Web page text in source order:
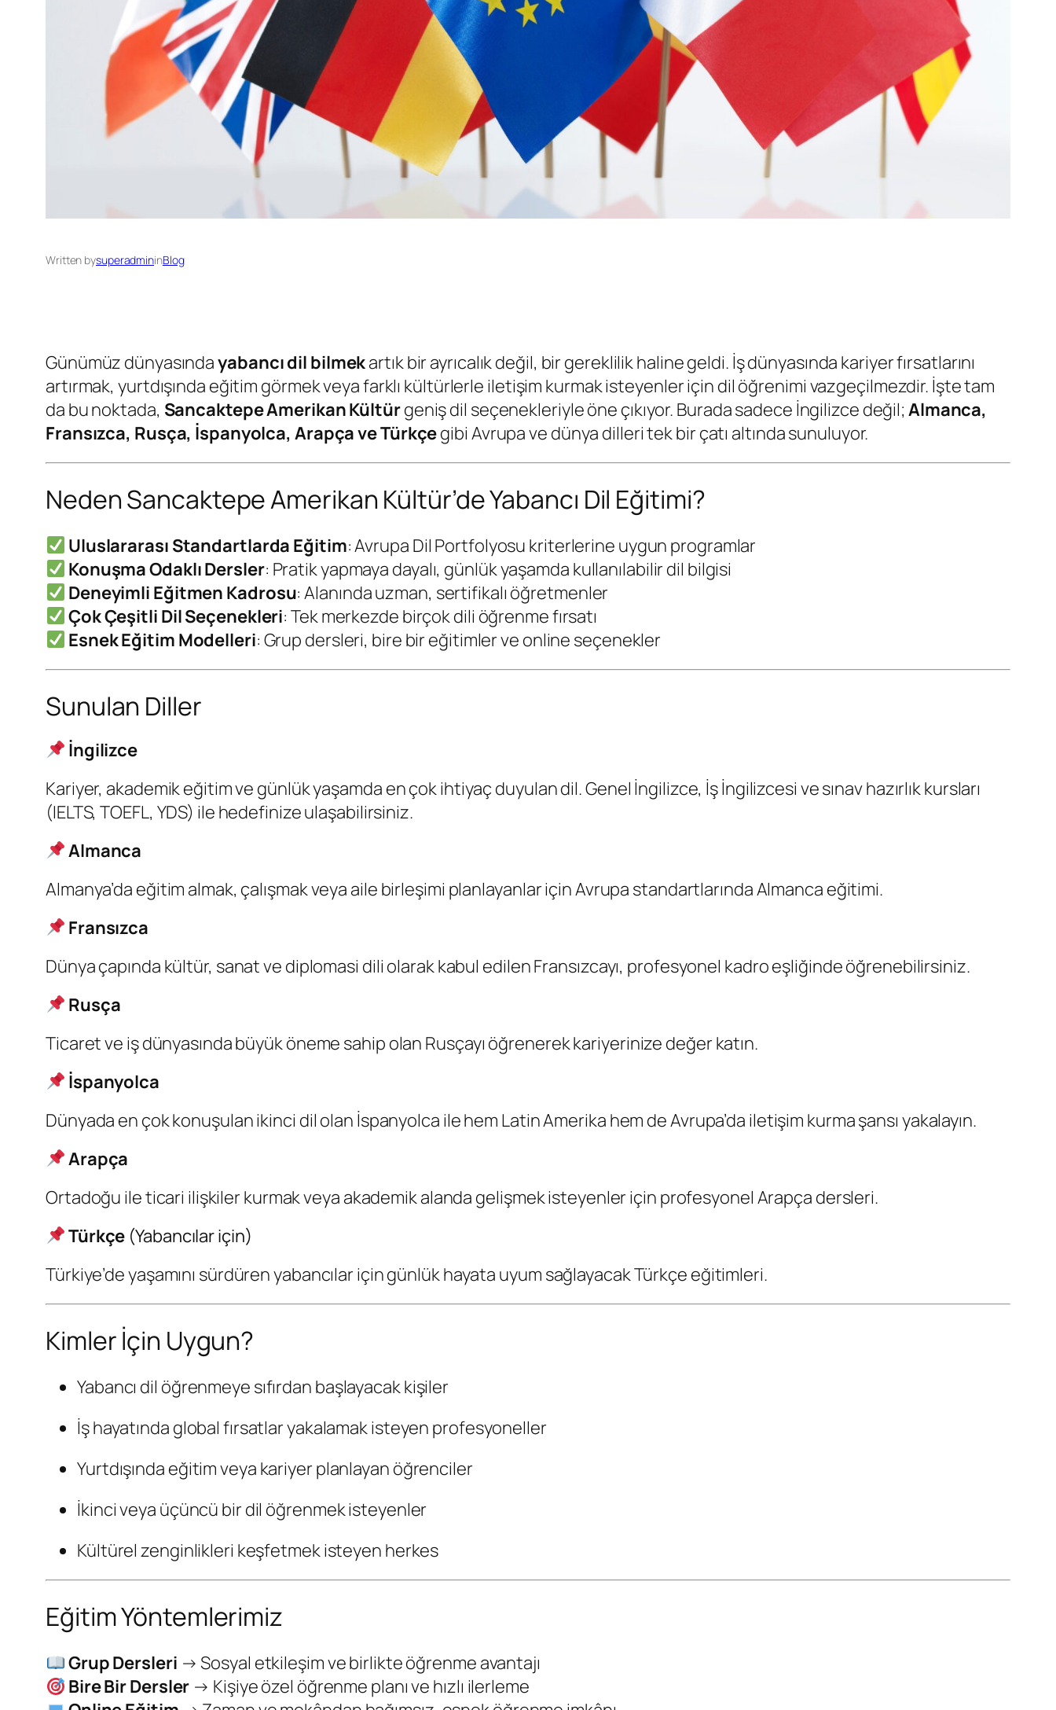
Written bysuperadmininBlog
Günümüz dünyasındayabancı dil bilmekartık bir ayrıcalık değil, bir gereklilik haline geldi. İş dünyasında kariyer fırsatlarını
artırmak, yurtdışında eğitim görmek veya farklı kültürlerle iletişim kurmak isteyenler için dil öğrenimi vazgeçilmezdir. İşte tam
da bu noktada, Sancaktepe Amerikan Kültürgeniş dil seçenekleriyle öne çıkıyor. Burada sadece İngilizce değil; Almanca,
Fransızca, Rusça, İspanyolca, Arapça ve Türkçegibi Avrupa ve dünya dilleri tek bir çatı altında sunuluyor.
Neden Sancaktepe Amerikan Kültür’de Yabancı Dil Eğitimi?
Uluslararası Standartlarda Eğitim: Avrupa Dil Portfolyosu kriterlerine uygun programlar
Konuşma Odaklı Dersler: Pratik yapmaya dayalı, günlük yaşamda kullanılabilir dil bilgisi
Deneyimli Eğitmen Kadrosu: Alanında uzman, sertifikalı öğretmenler
Çok Çeşitli Dil Seçenekleri: Tek merkezde birçok dili öğrenme fırsatı
Esnek Eğitim Modelleri: Grup dersleri, bire bir eğitimler ve online seçenekler
Sunulan Diller
İngilizce
Kariyer, akademik eğitim ve günlük yaşamda en çok ihtiyaç duyulan dil. Genel İngilizce, İş İngilizcesi ve sınav hazırlık kursları
(IELTS, TOEFL, YDS) ile hedefinize ulaşabilirsiniz.
Almanca
Almanya’da eğitim almak, çalışmak veya aile birleşimi planlayanlar için Avrupa standartlarında Almanca eğitimi.
Fransızca
Dünya çapında kültür, sanat ve diplomasi dili olarak kabul edilen Fransızcayı, profesyonel kadro eşliğinde öğrenebilirsiniz.
Rusça
Ticaret ve iş dünyasında büyük öneme sahip olan Rusçayı öğrenerek kariyerinize değer katın.
İspanyolca
Dünyada en çok konuşulan ikinci dil olan İspanyolca ile hem Latin Amerika hem de Avrupa’da iletişim kurma şansı yakalayın.
Arapça
Ortadoğu ile ticari ilişkiler kurmak veya akademik alanda gelişmek isteyenler için profesyonel Arapça dersleri.
Türkçe (Yabancılar için)
Türkiye’de yaşamını sürdüren yabancılar için günlük hayata uyum sağlayacak Türkçe eğitimleri.
Kimler İçin Uygun?
Yabancı dil öğrenmeye sıfırdan başlayacak kişiler
İş hayatında global fırsatlar yakalamak isteyen profesyoneller
Yurtdışında eğitim veya kariyer planlayan öğrenciler
İkinci veya üçüncü bir dil öğrenmek isteyenler
Kültürel zenginlikleri keşfetmek isteyen herkes
Eğitim Yöntemlerimiz
Grup Dersleri → Sosyal etkileşim ve birlikte öğrenme avantajı
Bire Bir Dersler → Kişiye özel öğrenme planı ve hızlı ilerleme